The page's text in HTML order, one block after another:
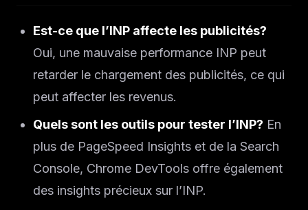
Est-ce que l’INP affecte les publicités?
Oui, une mauvaise performance INP peut
retarder le chargement des publicités, ce qui
peut affecter les revenus.
Quels sont les outils pour tester l’INP? En
plus de PageSpeed Insights et de la Search
Console, Chrome DevTools offre également
des insights précieux sur l’INP.